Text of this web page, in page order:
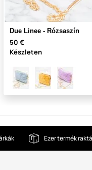
Due Linee - Rózsaszín
50 €
Készleten
Ezer termék